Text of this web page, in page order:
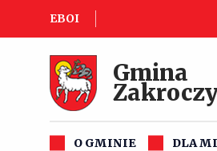
EBOI
Gmina
O GMINIE DLA